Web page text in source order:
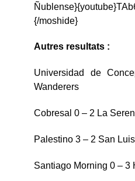
{/moshide}
Autres resultats :
Universidad de
Wanderers
Cobresal 0 – 2 La
Palestino 3 – 2 San Luis
Santiago Morning 0 – 3